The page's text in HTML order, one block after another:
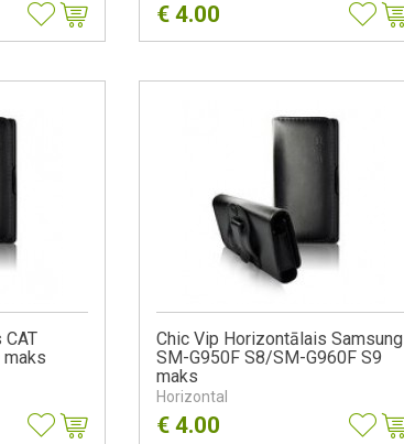
€4.00
Chic Vip Horizontālais Samsung
SM-G950F S8/SM-G960F S9
maks
Horizontal
€4.00